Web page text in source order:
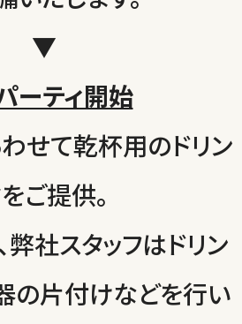
▼
ーティ開始
せて乾杯用のドリン
ご提供。
弊社スタッフはドリン
の片付けなどを行い